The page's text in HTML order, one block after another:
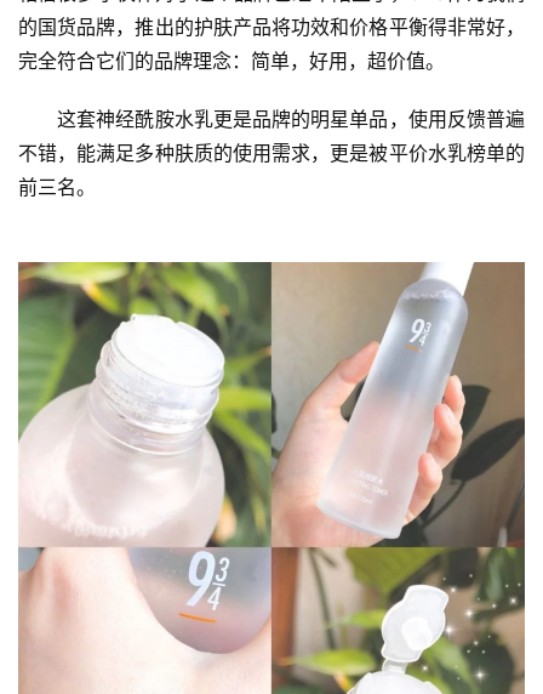
的国货品牌，推出的护肤产品将功效和价格平衡得非常好，
完全符合它们的品牌理念：简单，好用，超价值。
这套神经酰胺水乳更是品牌的明星单品，使用反馈普遍
不错，能满足多种肤质的使用需求，更是被平价水乳榜单的
前三名。